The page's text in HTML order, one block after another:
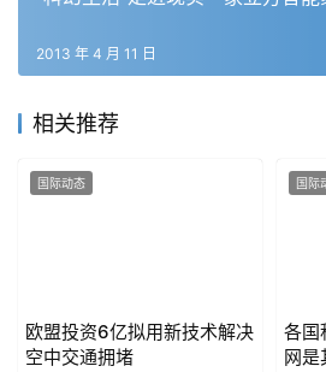
2013 年 4 月 11 日
相关推荐
国际动态
欧盟投资6亿拟用新技术解决
空中交通拥堵
国际
各国
网是